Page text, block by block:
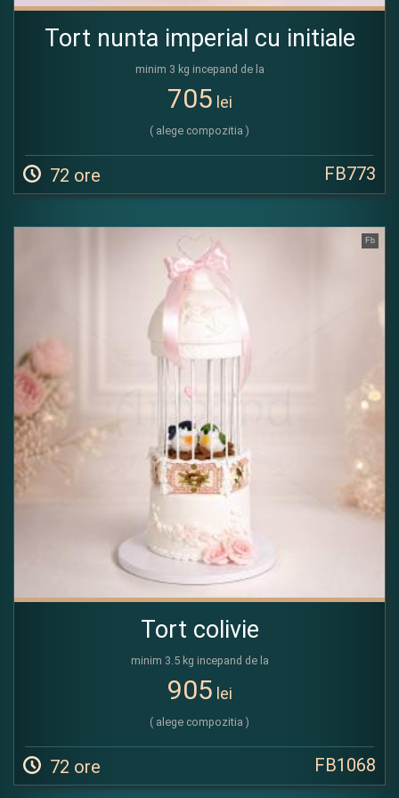
Tort nunta imperial cu initiale
minim 3 kg incepand de la
705 lei
( alege compozitia )
72 ore FB773
Fb
Tort colivie
minim 3.5 kg incepand de la
905 lei
( alege compozitia )
72 ore FB1068